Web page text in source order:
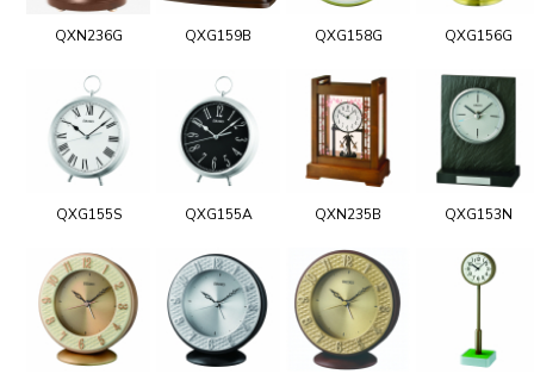
QXN236G QXG159B QXG158G QXG156G
QXG155S QXG155A QXN235B QXG153N